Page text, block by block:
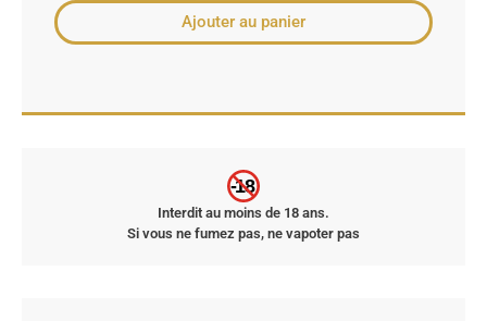
Ajouter au panier
-18
Interdit au moins de 18 ans.
Si vous ne fumez pas, ne vapoter pas